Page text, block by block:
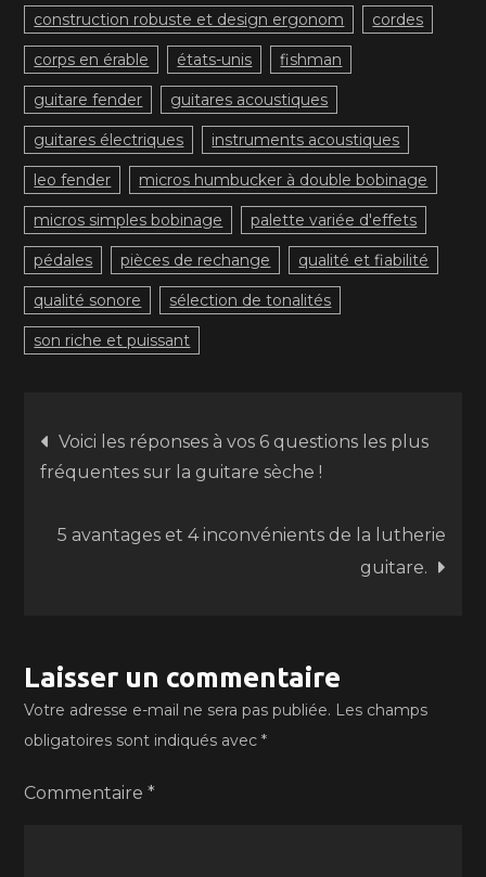
construction robuste et design ergonom cordes
corps en érable états-unis fishman
guitare fender guitares acoustiques
guitares électriques instruments acoustiques
leo fender micros humbucker à double bobinage
micros simples bobinage palette variée d'effets
pédales pièces de rechange qualité et fiabilité
qualité sonore sélection de tonalités
son riche et puissant
Navigation
de
l’article
Voici les réponses à vos 6 questions les plus
fréquentes sur la guitare sèche !
5 avantages et 4 inconvénients de la lutherie
guitare.
Laisser un commentaire
Votre adresse e-mail ne sera pas publiée. Les champs
obligatoires sont indiqués avec*
Commentaire*